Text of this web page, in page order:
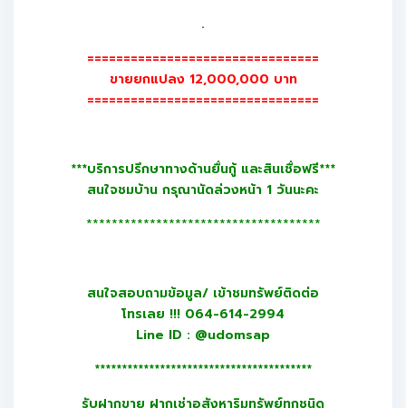
.
================================
ขายยกแปลง 12,000,000 บาท
================================
***บริการปรึกษาทางด้านยื่นกู้ และสินเชื่อฟรี***
สนใจชมบ้าน กรุณานัดล่วงหน้า 1 วันนะคะ
*************************************
สนใจสอบถามข้อมูล/ เข้าชมทรัพย์ติดต่อ
โทรเลย !!! 064-614-2994
Line ID : @udomsap
****************************************
รับฝากขาย ฝากเช่าอสังหาริมทรัพย์ทุกชนิด